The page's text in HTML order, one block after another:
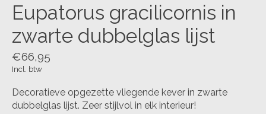
Eupatorus gracilicornis in
zwarte dubbelglas lijst
€66,95
Incl. btw
Decoratieve opgezette vliegende kever in zwarte
dubbelglas lijst. Zeer stijlvol in elk interieur!